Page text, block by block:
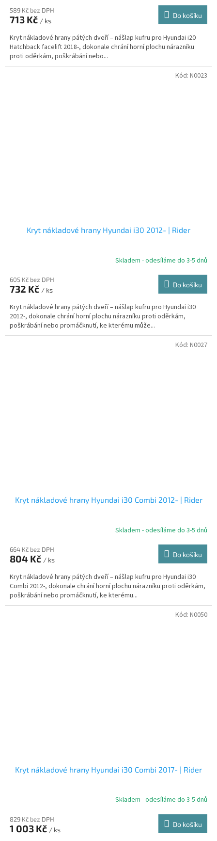
589 Kč bez DPH
713 Kč / ks
Do košíku
Kryt nákladové hrany pátých dveří – nášlap kufru pro Hyundai i20
Hatchback facelift 2018-, dokonale chrání horní plochu nárazníku
proti oděrkám, poškrábání nebo...
Kryt nákladové hrany Hyundai i30 2012- | Rider
Skladem - odesíláme do 3-5 dnů
605 Kč bez DPH
732 Kč / ks
Do košíku
Kryt nákladové hrany pátých dveří – nášlap kufru pro Hyundai i30
2012-, dokonale chrání horní plochu nárazníku proti oděrkám,
poškrábání nebo promáčknutí, ke kterému může...
Kód: N0023
Kryt nákladové hrany Hyundai i30 Combi 2012- | Rider
Skladem - odesíláme do 3-5 dnů
664 Kč bez DPH
804 Kč / ks
Do košíku
Kryt nákladové hrany pátých dveří – nášlap kufru pro Hyundai i30
Combi 2012-, dokonale chrání horní plochu nárazníku proti oděrkám,
poškrábání nebo promáčknutí, ke kterému...
Kód: N0027
Kryt nákladové hrany Hyundai i30 Combi 2017- | Rider
Skladem - odesíláme do 3-5 dnů
829 Kč bez DPH
1 003 Kč / ks
Do košíku
Kód: N0050